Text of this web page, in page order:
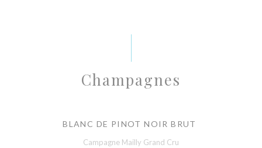
Champagnes
BLANC DE PINOT NOIR BRUT
Campagne Mailly Grand Cru